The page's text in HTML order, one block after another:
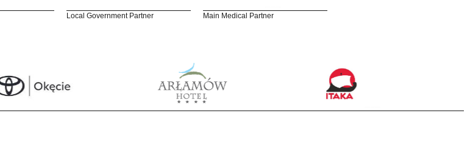
Local Government Partner Main Medical Partner